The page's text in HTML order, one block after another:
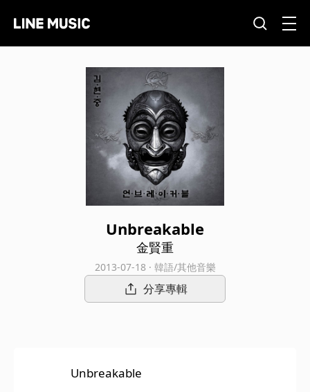
Unbreakable
金賢重
2013-07-18 · 韓語/其他音樂
分享專輯
Unbreakable